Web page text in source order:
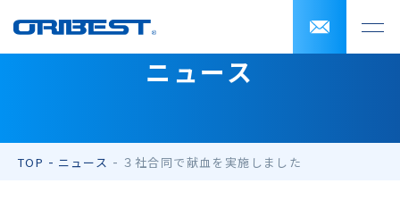
ニュース
TOP ニュース ３社合同で献血を実施しました